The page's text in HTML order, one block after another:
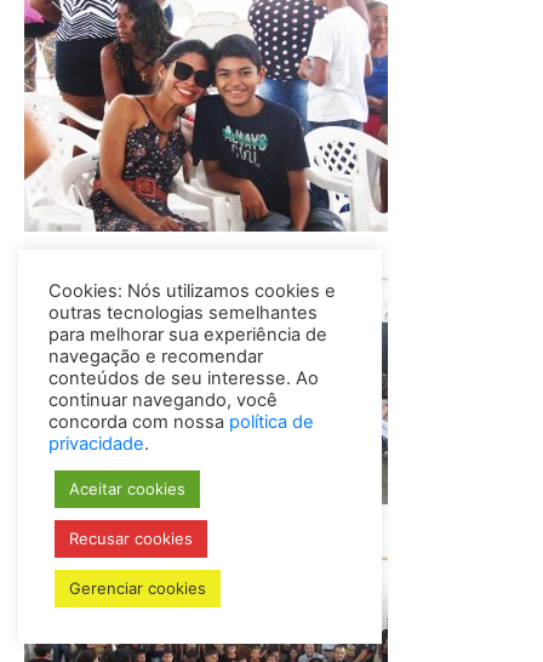
Cookies: Nós utilizamos cookies e
outras tecnologias semelhantes
para melhorar sua experiência de
navegação e recomendar
conteúdos de seu interesse. Ao
continuar navegando, você
concorda com nossa política de
privacidade.
Aceitar cookies
Recusar cookies
Gerenciar cookies